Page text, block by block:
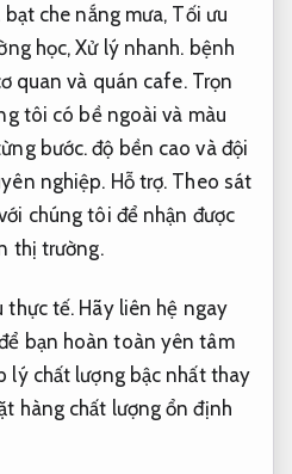
bạt che nắng mưa, Tối ưu
học,Xử lý nhanh. bệnh
quan và quán cafe. Trọn
tôi có bề ngoài và màu
bước.độ bền cao và đội
nghiệp. Hỗ trợ. Theo sát
chúng tôi để nhận được
thị trường.
thực tế. Hãy liên hệ ngay
bạn hoàn toàn yên tâm
lý chất lượng bậc nhất thay
hàng chất lượng ổn định